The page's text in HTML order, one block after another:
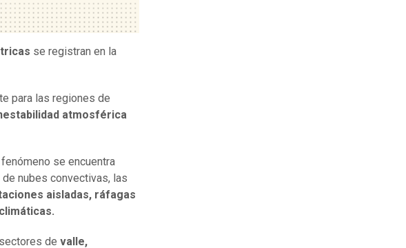
se registran en la
para las regiones de
atmosférica
se encuentra
nubes convectivas, las
aisladas, ráfagas
de valle,